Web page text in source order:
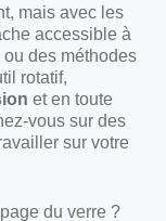
mais avec les
accessible à
des méthodes
rotatif,
et en toute
vous sur des
sur votre
du verre ?